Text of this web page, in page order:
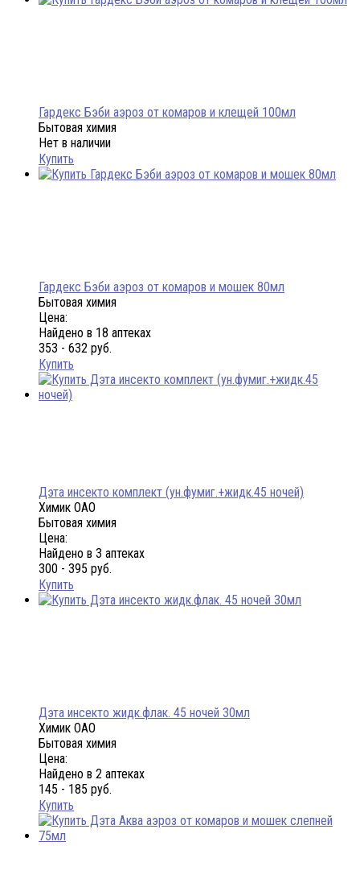
Гардекс Бэби аэроз от комаров и клещей 100мл
Бытовая химия
Нет в наличии
Купить
Гардекс Бэби аэроз от комаров и мошек 80мл
Бытовая химия
Цена:
Найдено в 18 аптеках
353 - 632 руб.
Купить
Дэта инсекто комплект (ун.фумиг.+жидк.45 ночей)
Химик ОАО
Бытовая химия
Цена:
Найдено в 3 аптеках
300 - 395 руб.
Купить
Дэта инсекто жидк.флак. 45 ночей 30мл
Химик ОАО
Бытовая химия
Цена:
Найдено в 2 аптеках
145 - 185 руб.
Купить